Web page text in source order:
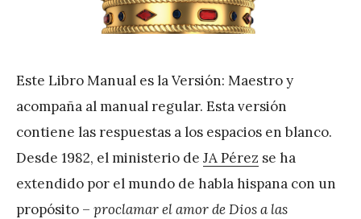
Este Libro Manual es la Versión: Maestro y
acompaña al manual regular. Esta versión
contiene las respuestas a los espacios en blanco.
Desde 1982, el ministerio de JA Pérez se ha
extendido por el mundo de habla hispana con un
propósito – proclamar el amor de Dios a las